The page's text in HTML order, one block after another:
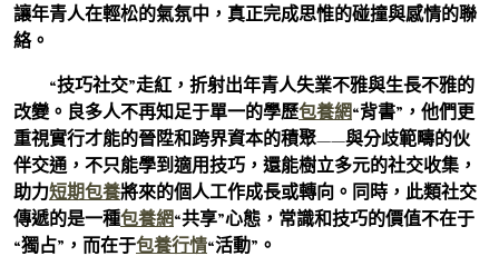
讓年青人在輕松的氣氛中，真正完成思惟的碰撞與感情的聯
絡。
“技巧社交”走紅，折射出年青人失業不雅與生長不雅的
改變。良多人不再知足于單一的學歷包養網“背書”，他們更
重視實行才能的晉陞和跨界資本的積聚——與分歧範疇的伙
伴交通，不只能學到適用技巧，還能樹立多元的社交收集，
助力短期包養將來的個人工作成長或轉向。同時，此類社交
傳遞的是一種包養網“共享”心態，常識和技巧的價值不在于
“獨占”，而在于包養行情“活動”。